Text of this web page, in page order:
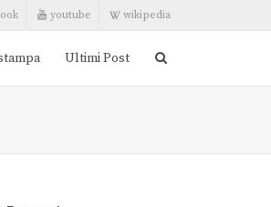
youtube wikipedia
Ultimi Post